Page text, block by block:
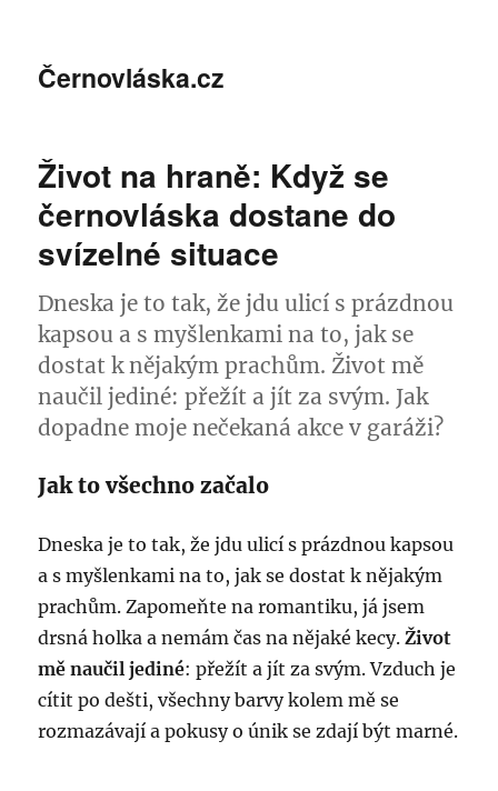
Černovláska.cz
Život na hraně: Když se
černovláska dostane do
svízelné situace
Dneska je to tak, že jdu ulicí s prázdnou
kapsou a s myšlenkami na to, jak se
dostat k nějakým prachům. Život mě
naučil jediné: přežít a jít za svým. Jak
dopadne moje nečekaná akce v garáži?
Jak to všechno začalo
Dneska je to tak, že jdu ulicí s prázdnou kapsou
a s myšlenkami na to, jak se dostat k nějakým
prachům. Zapomeňte na romantiku, já jsem
drsná holka a nemám čas na nějaké kecy.Život
mě naučil jediné: přežít a jít za svým. Vzduch je
cítit po dešti, všechny barvy kolem mě se
rozmazávají a pokusy o únik se zdají být marné.